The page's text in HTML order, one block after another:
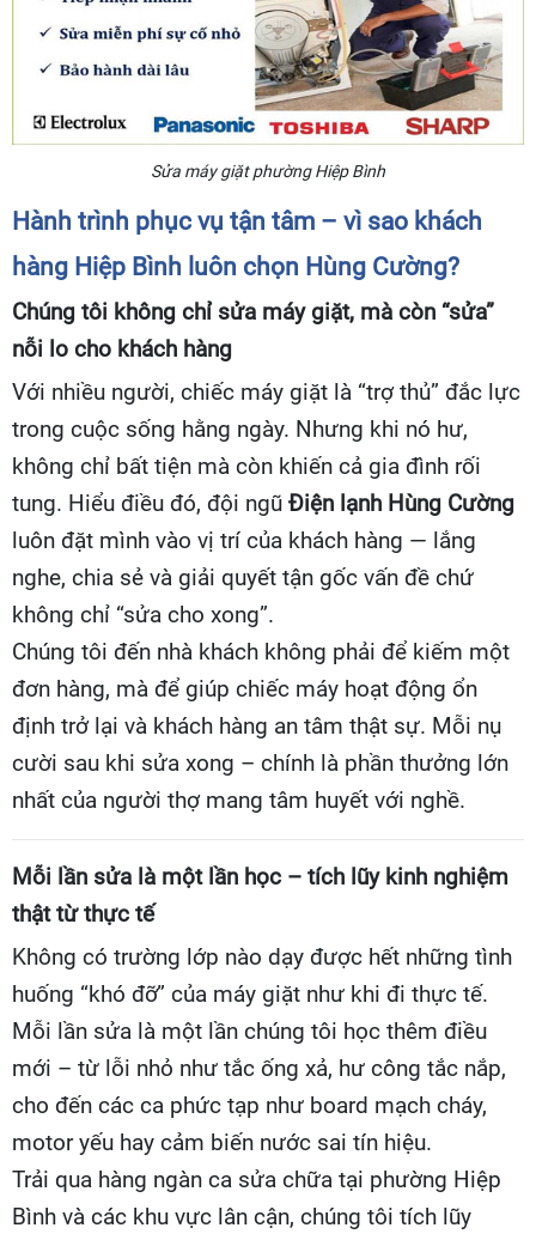
Sửa máy giặt phường Hiệp Bình
Hành trình phục vụ tận tâm – vì sao khách
hàng Hiệp Bình luôn chọn Hùng Cường?
Chúng tôi không chỉ sửa máy giặt, mà còn “sửa”
nỗi lo cho khách hàng
Với nhiều người, chiếc máy giặt là “trợ thủ” đắc lực
trong cuộc sống hằng ngày. Nhưng khi nó hư,
không chỉ bất tiện mà còn khiến cả gia đình rối
tung. Hiểu điều đó, đội ngũ Điện lạnh Hùng Cường
luôn đặt mình vào vị trí của khách hàng — lắng
nghe, chia sẻ và giải quyết tận gốc vấn đề chứ
không chỉ “sửa cho xong”.
Chúng tôi đến nhà khách không phải để kiếm một
đơn hàng, mà để giúp chiếc máy hoạt động ổn
định trở lại và khách hàng an tâm thật sự. Mỗi nụ
cười sau khi sửa xong – chính là phần thưởng lớn
nhất của người thợ mang tâm huyết với nghề.
Mỗi lần sửa là một lần học – tích lũy kinh nghiệm
thật từ thực tế
Không có trường lớp nào dạy được hết những tình
huống “khó đỡ” của máy giặt như khi đi thực tế.
Mỗi lần sửa là một lần chúng tôi học thêm điều
mới – từ lỗi nhỏ như tắc ống xả, hư công tắc nắp,
cho đến các ca phức tạp như board mạch cháy,
motor yếu hay cảm biến nước sai tín hiệu.
Trải qua hàng ngàn ca sửa chữa tại phường Hiệp
Bình và các khu vực lân cận, chúng tôi tích lũy